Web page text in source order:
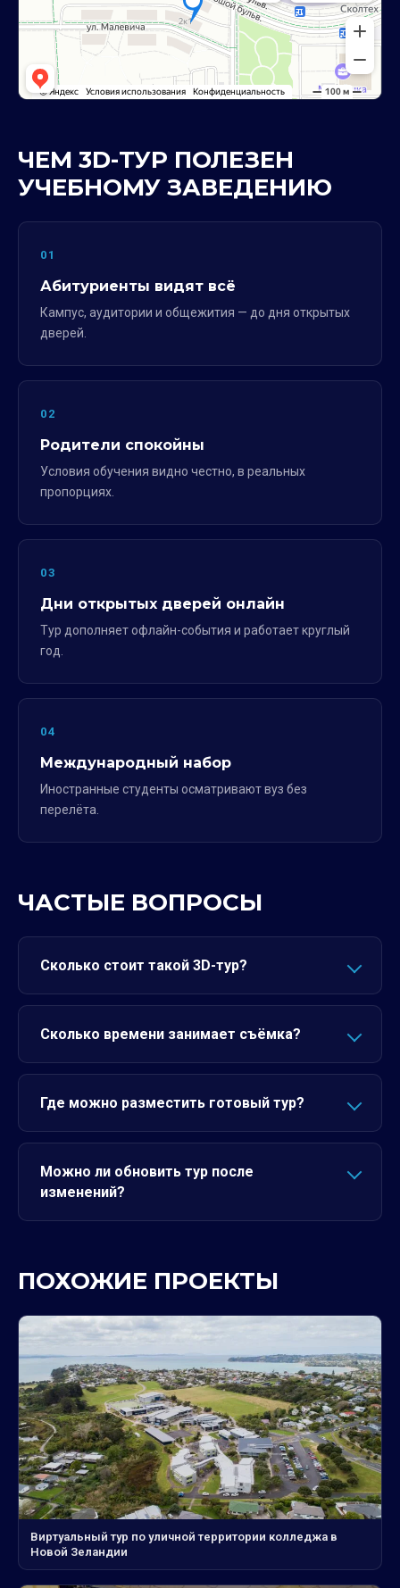
ЧЕМ 3D-ТУР ПОЛЕЗЕН
УЧЕБНОМУ ЗАВЕДЕНИЮ
01
Абитуриенты видят всё
Кампус, аудитории и общежития — до дня открытых
дверей.
02
Родители спокойны
Условия обучения видно честно, в реальных
пропорциях.
03
Дни открытых дверей онлайн
Тур дополняет офлайн-события и работает круглый
год.
04
Международный набор
Иностранные студенты осматривают вуз без
перелёта.
ЧАСТЫЕ ВОПРОСЫ
Сколько стоит такой 3D-тур?
Сколько времени занимает съёмка?
Где можно разместить готовый тур?
Можно ли обновить тур после
изменений?
ПОХОЖИЕ ПРОЕКТЫ
Виртуальный тур по уличной территории колледжа в
Новой Зеландии